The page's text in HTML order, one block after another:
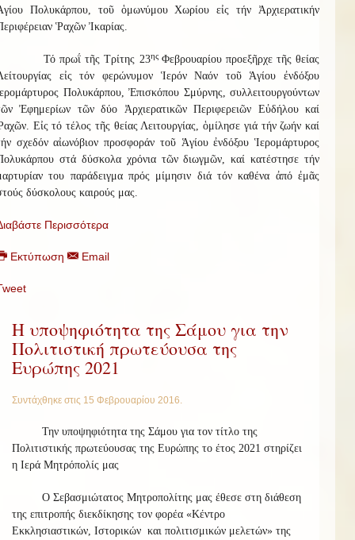
Πολυκάρπου, τοῦ ὁμωνύμου Χωρίου εἰς τήν Ἀρχιερατικήν
Ῥαχῶν Ἰκαρίας.
Τό πρωΐ τῆς Τρίτης 23ης Φεβρουαρίου προεξῆρχε τῆς θείας
εἰς τόν φερώνυμον Ἱερόν Ναόν τοῦ Ἁγίου ἐνδόξου
Πολυκάρπου, Ἐπισκόπου Σμύρνης, συλλειτουργούντων
Ἐφημερίων τῶν δύο Ἀρχιερατικῶν Περιφερειῶν Εὐδήλου καί
Εἰς τό τέλος τῆς θείας Λειτουργίας, ὁμίλησε γιά τήν ζωήν καί
σχεδόν αἰωνόβιον προσφοράν τοῦ Ἁγίου ἐνδόξου Ἱερομάρτυρος
στά δύσκολα χρόνια τῶν διωγμῶν, καί κατέστησε τήν
του παράδειγμα πρός μίμησιν διά τόν καθένα ἀπό ἐμᾶς
δύσκολους καιρούς μας.
Περισσότερα
Εκτύπωση Email
Η υποψηφιότητα της Σάμου για την
Πολιτιστική πρωτεύουσα της
Ευρώπης 2021
Συντάχθηκε στις 15 Φεβρουαρίου 2016
Την υποψηφιότητα της Σάμου για τον τίτλο της
Πολιτιστικής πρωτεύουσας της Ευρώπης το έτος 2021 στηρίζει
η Ιερά Μητρόπολίς μας
Ο Σεβασμιώτατος Μητροπολίτης μας έθεσε στη διάθεση
της επιτροπής διεκδίκησης τον φορέα «Κέντρο
Εκκλησιαστικών, Ιστορικών και πολιτισμικών μελετών» της